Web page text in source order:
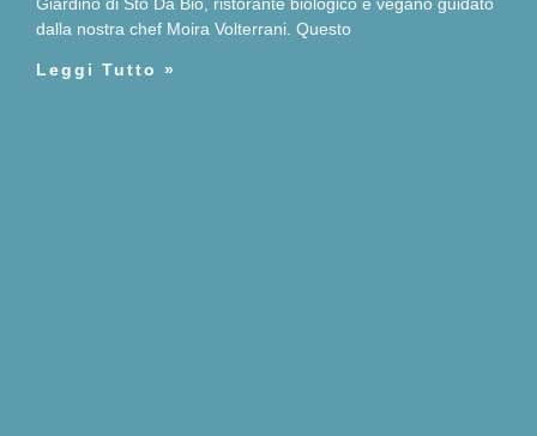
dalla nostra chef Moira Volterrani. Questo
Leggi Tutto »